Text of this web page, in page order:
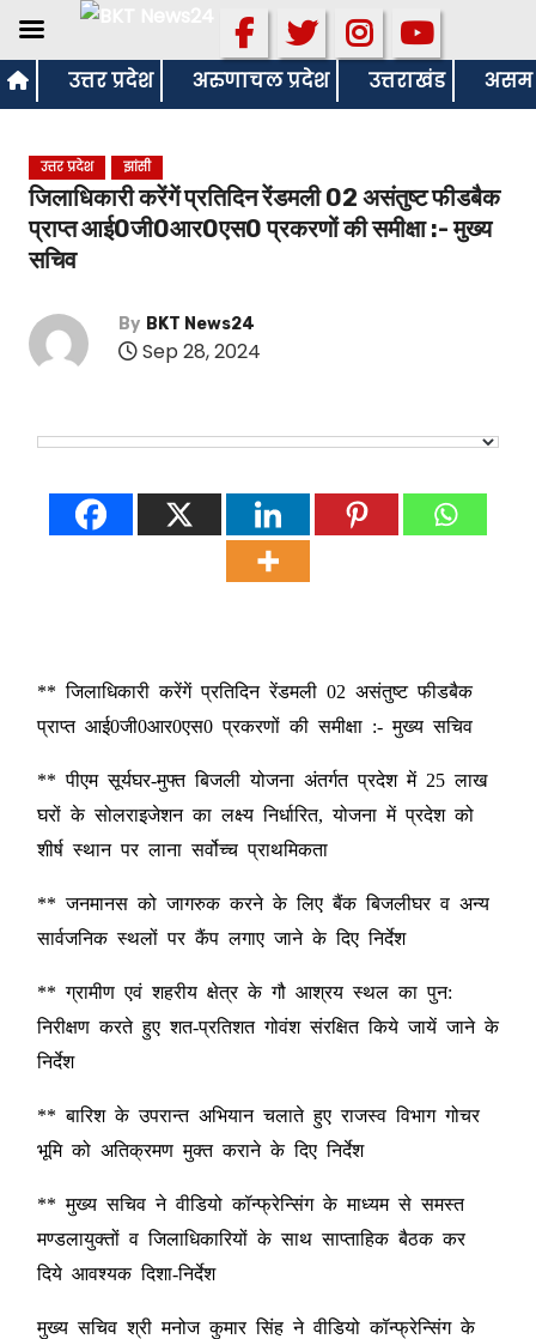
S
k
उत्तर प्रदेश अरुणाचल प्रदेश उत्तराखंड असम
उत्तर प्रदेश झांसी
जिलाधिकारी करेंगें प्रतिदिन रेंडमली 02 असंतुष्ट फीडबैक
प्राप्त आई0जी0आर0एस0 प्रकरणों की समीक्षा :- मुख्य
सचिव
By BKT News24
Sep 28, 2024
** जिलाधिकारी करेंगें प्रतिदिन रेंडमली 02 असंतुष्ट फीडबैक
प्राप्त आई0जी0आर0एस0 प्रकरणों की समीक्षा :- मुख्य सचिव
** पीएम सूर्यघर-मुफ्त बिजली योजना अंतर्गत प्रदेश में 25 लाख
घरों के सोलराइजेशन का लक्ष्य निर्धारित, योजना में प्रदेश को
शीर्ष स्थान पर लाना सर्वोच्च प्राथमिकता
** जनमानस को जागरुक करने के लिए बैंक बिजलीघर व अन्य
सार्वजनिक स्थलों पर कैंप लगाए जाने के दिए निर्देश
** ग्रामीण एवं शहरीय क्षेत्र के गौ आश्रय स्थल का पुन:
निरीक्षण करते हुए शत-प्रतिशत गोवंश संरक्षित किये जायें जाने के
निर्देश
** बारिश के उपरान्त अभियान चलाते हुए राजस्व विभाग गोचर
भूमि को अतिक्रमण मुक्त कराने के दिए निर्देश
** मुख्य सचिव ने वीडियो कॉन्फ्रेन्सिंग के माध्यम से समस्त
मण्डलायुक्तों व जिलाधिकारियों के साथ साप्ताहिक बैठक कर
दिये आवश्यक दिशा-निर्देश
मुख्य सचिव श्री मनोज कुमार सिंह ने वीडियो कॉन्फ्रेन्सिंग के